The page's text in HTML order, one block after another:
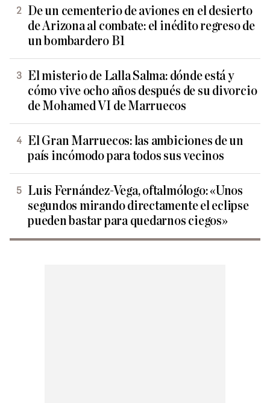
De un cementerio de aviones en el desierto
de Arizona al combate: el inédito regreso de
un bombardero B1
El misterio de Lalla Salma: dónde está y
cómo vive ocho años después de su divorcio
de Mohamed VI de Marruecos
El Gran Marruecos: las ambiciones de un
país incómodo para todos sus vecinos
Luis Fernández-Vega, oftalmólogo: «Unos
segundos mirando directamente el eclipse
pueden bastar para quedarnos ciegos»